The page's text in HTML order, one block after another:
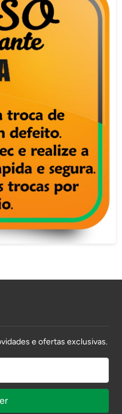
e ofertas exclusivas.